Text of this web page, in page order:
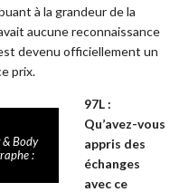
à la grandeur de la
aucune reconnaissance
devenu officiellement un
prix.
& Body
:
97L :
Qu’avez-vous
appris des
échanges
avec ce